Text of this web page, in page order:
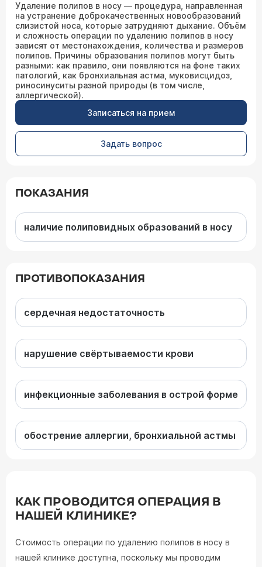
Удаление полипов в носу — процедура, направленная
на устранение доброкачественных новообразований
слизистой носа, которые затрудняют дыхание. Объём
и сложность операции по удалению полипов в носу
зависят от местонахождения, количества и размеров
полипов. Причины образования полипов могут быть
разными: как правило, они появляются на фоне таких
патологий, как бронхиальная астма, муковисцидоз,
риносинуситы разной природы (в том числе,
аллергической).
Записаться на прием
Задать вопрос
ПОКАЗАНИЯ
наличие полиповидных образований в носу
ПРОТИВОПОКАЗАНИЯ
сердечная недостаточность
нарушение свёртываемости крови
инфекционные заболевания в острой форме
обострение аллергии, бронхиальной астмы
КАК ПРОВОДИТСЯ ОПЕРАЦИЯ В
НАШЕЙ КЛИНИКЕ?
Стоимость операции по удалению полипов в носу в
нашей клинике доступна, поскольку мы проводим